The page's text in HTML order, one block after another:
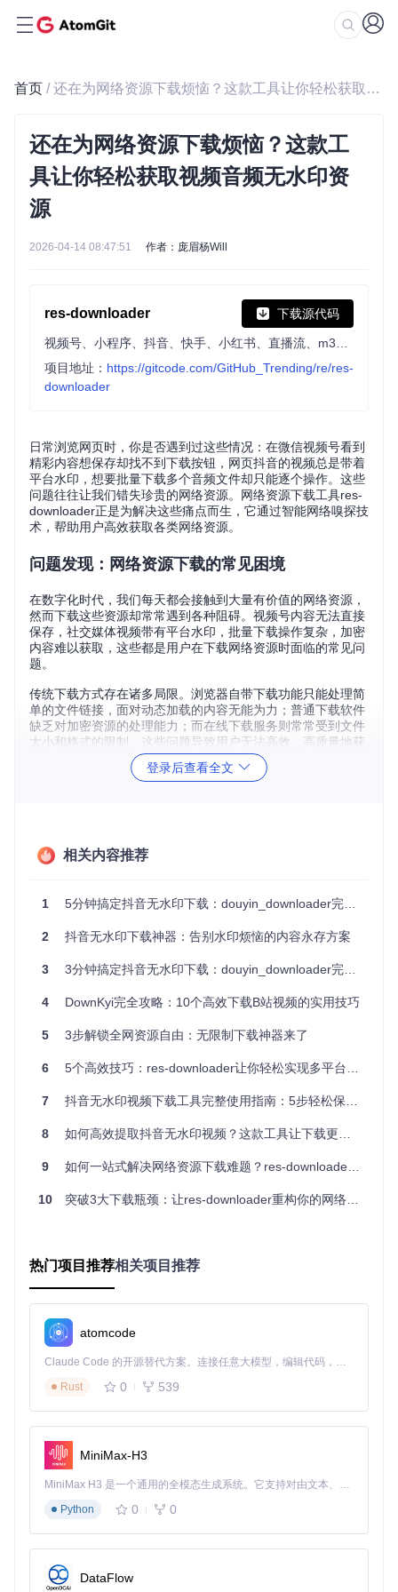
首页 / 还在为网络资源下载烦恼？这款工具让你轻松获取视频音频无水印资源
还在为网络资源下载烦恼？这款工
具让你轻松获取视频音频无水印资
源
2026-04-14 08:47:51 作者：庞眉杨Will
res-downloader 下载源代码
项目地址： https://gitcode.com/GitHub_Trending/re/res-
downloader
日常浏览网页时，你是否遇到过这些情况：在微信视频号看到
精彩内容想保存却找不到下载按钮，网页抖音的视频总是带着
平台水印，想要批量下载多个音频文件却只能逐个操作。这些
问题往往让我们错失珍贵的网络资源。网络资源下载工具res-
downloader正是为解决这些痛点而生，它通过智能网络嗅探技
术，帮助用户高效获取各类网络资源。
问题发现：网络资源下载的常见困境
在数字化时代，我们每天都会接触到大量有价值的网络资源，
然而下载这些资源却常常遇到各种阻碍。视频号内容无法直接
保存，社交媒体视频带有平台水印，批量下载操作复杂，加密
内容难以获取，这些都是用户在下载网络资源时面临的常见问
题。
传统下载方式存在诸多局限。浏览器自带下载功能只能处理简
单的文件链接，面对动态加载的内容无能为力；普通下载软件
缺乏对加密资源的处理能力；而在线下载服务则常常受到文件
大小和格式的限制。这些问题导致用户无法高效、高质量地获
工作原理：网络资源的智能捕获机制
络资源。它通过设置系统代理，监控网络流量，识别各种类型
分析网络请求，提取资源的真实地址。
对于加密传输的内容，res-downloader采用HTTPS拦截技
术，在确保安全的前提下获取资源数据。针对m3u8流媒体格
式，工具能够自动解析并合并分片文件，最终生成完整的视频
文件。这种工作方式使得工具能够应对各种复杂的网络资源传
输场景。
🔍 获取与安装：首先克隆项目源码到本地
git clone https://gitcode.com/GitHub_Trending/re/res-
按照项目文档完成后续的构建和安装步骤。
关键配置项包括：
代理设置：默认使用本地代理，一般无需修改
保存位置：选择合适的文件夹存放下载文件
文件命名：设置文件名规则，便于后续管理
自动拦截：开启后工具将自动识别网络资源
视频或音频，工具会自动识别并列出可下载资源。点击"直
接下载"按钮即可保存文件。
高级模式：定制化下载体验
对于有特殊需求的用户，res-downloader提供了丰富的高级功
能：
🎯 精准资源筛选：通过类型筛选功能，精确控制需要捕获
等多种资源类型
登录后查看全文
相关内容推荐
1 5分钟搞定抖音无水印下载：douyin_downloader完全指南
2 抖音无水印下载神器：告别水印烦恼的内容永存方案
3 3分钟搞定抖音无水印下载：douyin_downloader完全使用指南
4 DownKyi完全攻略：10个高效下载B站视频的实用技巧
5 3步解锁全网资源自由：无限制下载神器来了
6 5个高效技巧：res-downloader让你轻松实现多平台资源下载自由
7 抖音无水印视频下载工具完整使用指南：5步轻松保存高清内容
8 如何高效提取抖音无水印视频？这款工具让下载更清爽！
9 如何一站式解决网络资源下载难题？res-downloader让你轻松获取音视频资源
10 突破3大下载瓶颈：让res-downloader重构你的网络资源获取体验
热门项目推荐相关项目推荐
atomcode
Claude Code 的开源替代方案。连接任意大模型，编辑代码，运行命令，自动验证 — 全自动执行。用 Rust 构建，极致性能。 ｜ An open-source alternative to Claude Code. Connect any LLM, edit code, run commands, and verify changes — autonomously. Built in Rust for speed. Get Started
Rust
0 539
MiniMax-H3
MiniMax H3 是一个通用的全模态生成系统。它支持对由文本、图像、视频和音频组成的多模态上下文进行统一理解，并能生成分辨率高达 2K、时长可达 15 秒的带原生立体声音频的视频。得益于面向任务泛化的系统设计，H3 在预训练阶段就已具备广泛的多模态上下文理解与生成能力，能够出色地执行复杂的多模态指令。
Python
0 0
DataFlow